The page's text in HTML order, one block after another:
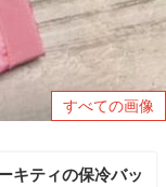
すべての画像
キティの保冷バッ